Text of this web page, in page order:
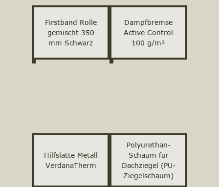
Firstband Rolle
gemischt 350
mm Schwarz
Dampfbremse
Active Control
100 g/m²
Hilfslatte Metall
VerdanaTherm
Polyurethan-
Schaum für
Dachziegel (PU-
Ziegelschaum)